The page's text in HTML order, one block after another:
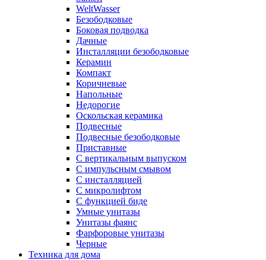
WeltWasser
Безободковые
Боковая подводка
Дачные
Инсталляции безободковые
Керамин
Компакт
Коричневые
Напольные
Недорогие
Оскольская керамика
Подвесные
Подвесные безободковые
Приставные
С вертикальным выпуском
С импульсным смывом
С инсталляцией
С микролифтом
С функцией биде
Умные унитазы
Унитазы фаянс
Фарфоровые унитазы
Черные
Техника для дома